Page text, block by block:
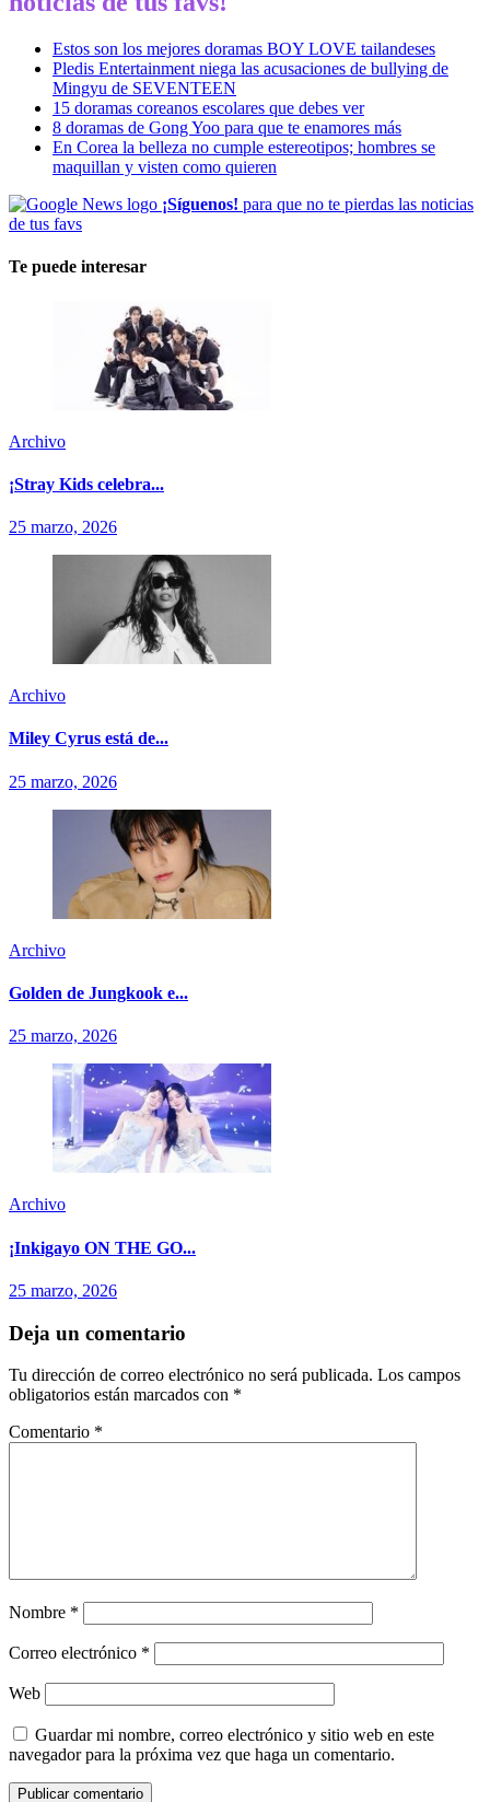
Estos son los mejores doramas BOY LOVE tailandeses
Pledis Entertainment niega las acusaciones de bullying de
Mingyu de SEVENTEEN
15 doramas coreanos escolares que debes ver
8 doramas de Gong Yoo para que te enamores más
En Corea la belleza no cumple estereotipos; hombres se
maquillan y visten como quieren
¡Síguenos! para que no te pierdas las noticias
de tus favs
Te puede interesar
Archivo
¡Stray Kids celebra...
25 marzo, 2026
Archivo
Miley Cyrus está de...
25 marzo, 2026
Archivo
Golden de Jungkook e...
25 marzo, 2026
Archivo
¡Inkigayo ON THE GO...
25 marzo, 2026
Deja un comentario
Tu dirección de correo electrónico no será publicada. Los campos
obligatorios están marcados con *
Comentario *
Nombre *
Correo electrónico *
Web
Guardar mi nombre, correo electrónico y sitio web en este
navegador para la próxima vez que haga un comentario.